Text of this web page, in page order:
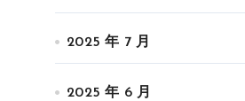
2025 年 7 月
2025 年 6 月